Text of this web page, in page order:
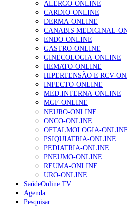
gesto conta e cada
203 visualizações
1.º Episódio do Podcast
te na Insuficiência
169 visualizações
Alguns milhares de
família com nova regras
132 visualizações
“Os programas de
custo-efetivos e
sustentável para os
93 visualizações
ALERGO-ONLINE
CARDIO-ONLINE
DERMA-ONLINE
CANABIS MEDICINAL-
ENDO-ONLINE
GASTRO-ONLINE
GINECOLOGIA-ONLINE
HEMATO-ONLINE
HIPERTENSÃO E RCV-
INFECTO-ONLINE
MED.INTERNA-ONLINE
MGF-ONLINE
NEURO-ONLINE
ONCO-ONLINE
OFTALMOLOGIA-
PSIQUIATRIA-ONLINE
PEDIATRIA-ONLINE
PNEUMO-ONLINE
REUMA-ONLINE
URO-ONLINE
SaúdeOnline TV
Agenda
Pesquisar